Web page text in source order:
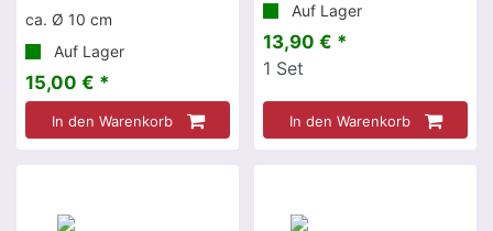
ca. Ø 10 cm
Auf Lager
15,00 € *
In den Warenkorb
Auf Lager
13,90 € *
1 Set
In den Warenkorb